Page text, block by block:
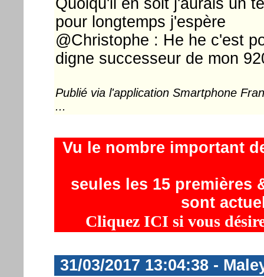
pour longtemps j'espère
@Christophe : He he c'est
digne successeur de mon
Publié via l'application Smartphone
...
Vu le nombre important
seules les 15 premières
sont
Cliquez ICI si vous
31/03/2017 13:04:38 -